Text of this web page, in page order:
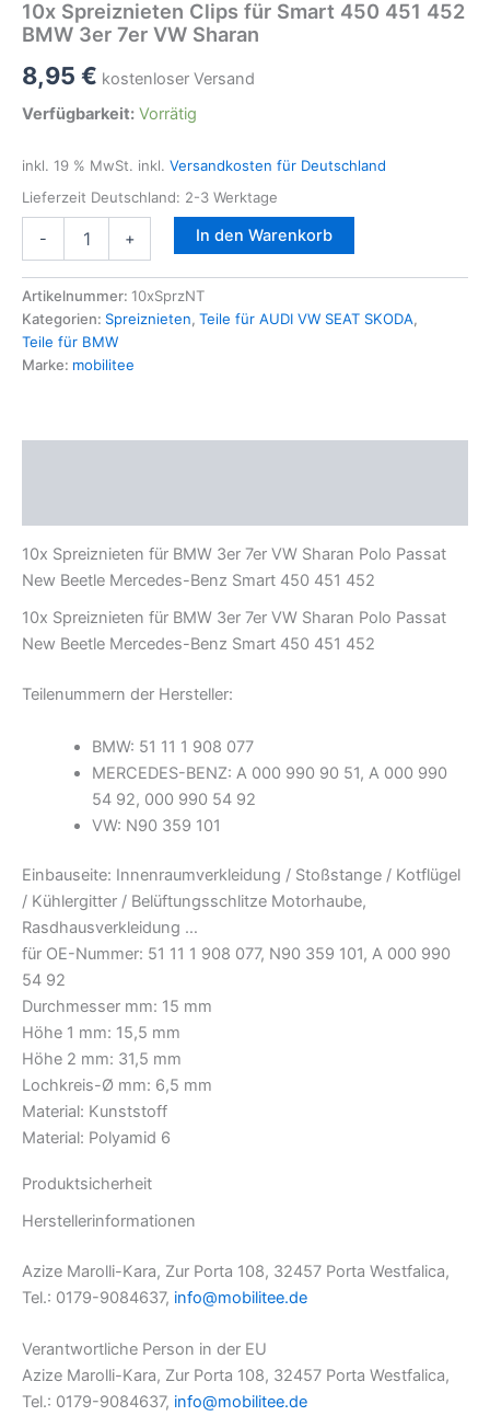
10x Spreiznieten Clips für Smart 450 451 452
BMW 3er 7er VW Sharan
8,95 € kostenloser Versand
Verfügbarkeit: Vorrätig
inkl. 19 % MwSt. inkl. Versandkosten für Deutschland
Lieferzeit Deutschland: 2-3 Werktage
-
Spreiznieten
für
Smart
450
451
7er
+ In den Warenkorb
Artikelnummer: 10xSprzNT
Kategorien: Spreiznieten, Teile für AUDI VW SEAT SKODA,
Teile für BMW
Marke: mobilitee
10x Spreiznieten für BMW 3er 7er VW Sharan Polo Passat
New Beetle Mercedes-Benz Smart 450 451 452
10x Spreiznieten für BMW 3er 7er VW Sharan Polo Passat
New Beetle Mercedes-Benz Smart 450 451 452
Teilenummern der Hersteller:
BMW: 51 11 1 908 077
MERCEDES-BENZ: A 000 990 90 51, A 000 990
54 92, 000 990 54 92
VW: N90 359 101
Einbauseite: Innenraumverkleidung / Stoßstange / Kotflügel
/ Kühlergitter / Belüftungsschlitze Motorhaube,
Rasdhausverkleidung …
für OE-Nummer: 51 11 1 908 077, N90 359 101, A 000 990
54 92
Durchmesser mm: 15 mm
Höhe 1 mm: 15,5 mm
Höhe 2 mm: 31,5 mm
Lochkreis-Ø mm: 6,5 mm
Material: Kunststoff
Material: Polyamid 6
Produktsicherheit
Herstellerinformationen
Azize Marolli-Kara, Zur Porta 108, 32457 Porta Westfalica,
Tel.: 0179-9084637, info@mobilitee.de
Verantwortliche Person in der EU
Azize Marolli-Kara, Zur Porta 108, 32457 Porta Westfalica,
Tel.: 0179-9084637, info@mobilitee.de